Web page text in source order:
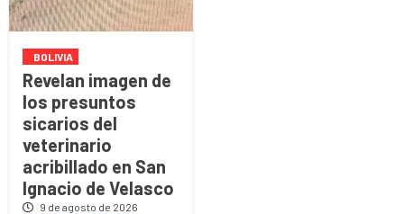
BOLIVIA
Revelan imagen de
los presuntos
sicarios del
veterinario
acribillado en San
Ignacio de Velasco
9 de agosto de 2026